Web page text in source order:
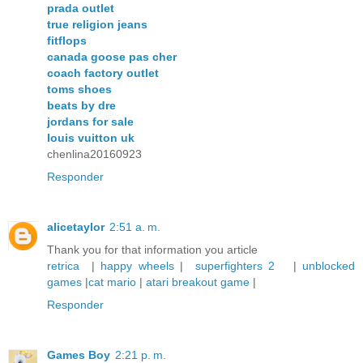
prada outlet
true religion jeans
fitflops
canada goose pas cher
coach factory outlet
toms shoes
beats by dre
jordans for sale
louis vuitton uk
chenlina20160923
Responder
alicetaylor 2:51 a. m.
Thank you for that information you article
retrica | happy wheels| superfighters 2 | unblocked
games |cat mario | atari breakout game |
Responder
Games Boy 2:21 p. m.